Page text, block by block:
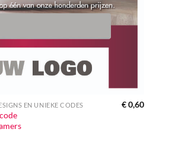
EN UNIEKE CODES €0,60